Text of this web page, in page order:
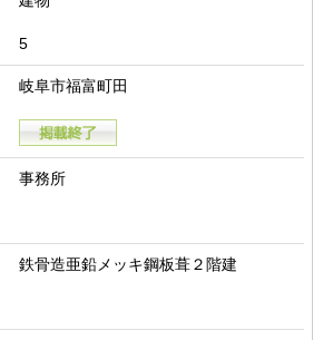
5
岐阜市福富町田
事務所
鉄骨造亜鉛メッキ鋼板葺２階建